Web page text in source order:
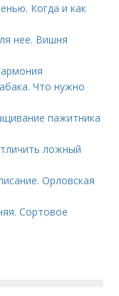
Когда и как
нее. Вишня
Что нужно
пажитника
ложный
Орловская
Сортовое